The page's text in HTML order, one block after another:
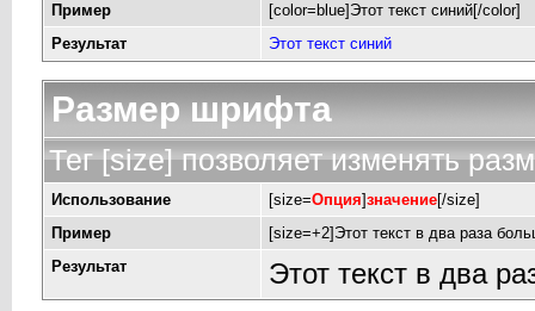
Пример
[color=blue]Этот текст синий[/color]
Результат
Этот текст синий
Размер шрифта
Тег [size] позволяет изменять
Использование [size=Опция]значение[/size]
Пример
[size=+2]Этот текст в два раза
Результат
Этот текст в два